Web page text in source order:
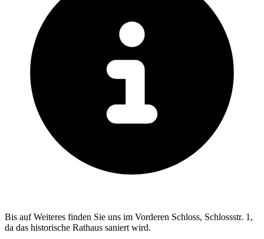
Bis auf Weiteres finden Sie uns im Vorderen Schloss, Schlossstr. 1,
da das historische Rathaus saniert wird.